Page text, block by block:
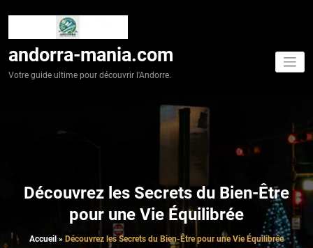
andorra-mania.com
Votre guide ultime pour découvrir l'Andorre.
Découvrez les Secrets du Bien-Être
pour une Vie Équilibrée
Accueil » Découvrez les Secrets du Bien-Être pour une Vie Équilibrée